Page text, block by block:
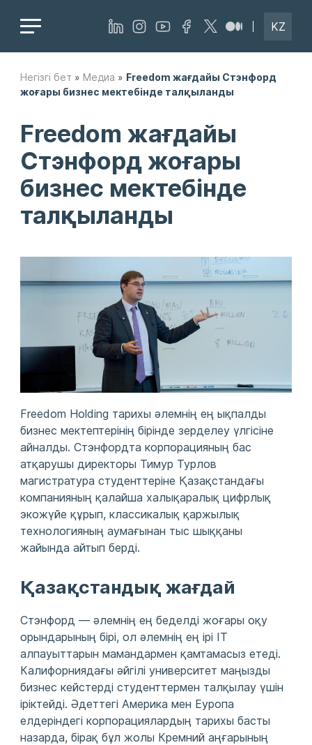
KZ
Негізгі бет » Медиа » Freedom жағдайы Стэнфорд
жоғары бизнес мектебінде талқыланды
Freedom жағдайы
Стэнфорд жоғары
бизнес мектебінде
талқыланды
Freedom Holding тарихы әлемнің ең ықпалды
бизнес мектептерінің бірінде зерделеу үлгісіне
айналды. Стэнфордта корпорацияның бас
атқарушы директоры Тимур Турлов
магистратура студенттеріне Қазақстандағы
компанияның қалайша халықаралық цифрлық
экожүйе құрып, классикалық қаржылық
технологияның аумағынан тыс шыққаны
жайында айтып берді.
Қазақстандық жағдай
Стэнфорд — әлемнің ең беделді жоғары оқу
орындарының бірі, ол әлемнің ең ірі ІТ
алпауыттарын мамандармен қамтамасыз етеді.
Калифорниядағы әйгілі университет маңызды
бизнес кейстерді студенттермен талқылау үшін
іріктейді. Әдеттегі Америка мен Еуропа
елдеріндегі корпорациялардың тарихы басты
назарда, бірақ бұл жолы Кремний аңғарының